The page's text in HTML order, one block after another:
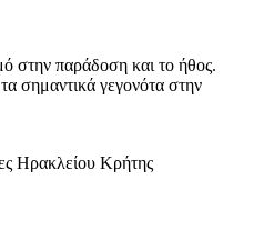
στην παράδοση και το ήθος.
σημαντικά γεγονότα στην
Ηρακλείου Κρήτης